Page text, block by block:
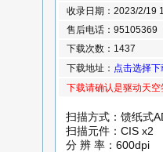
收录日期：2023/2/19
售后电话：95105369
下载次数：1437
下载地址： 点击选择
下载请确认是驱动天
扫描方式：馈纸式
扫描元件：CIS x2
分 辨 率：600dpi